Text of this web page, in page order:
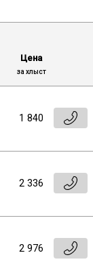
Цена
за хлыст
1 840
2 336
2 976